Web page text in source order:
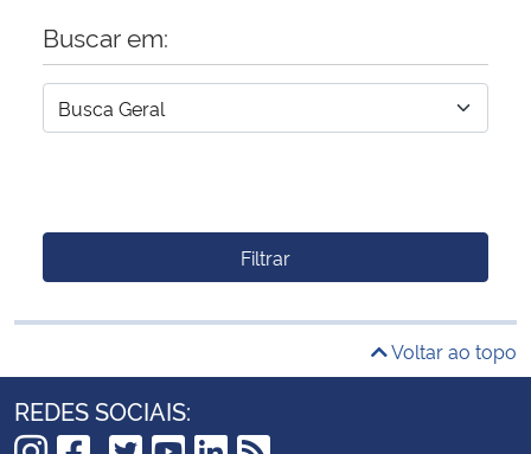
Buscar em:
Filtrar
Voltar ao topo
REDES SOCIAIS: